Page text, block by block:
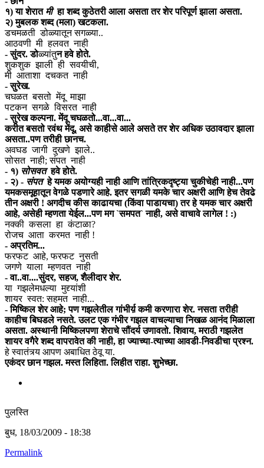
१) या शेरात मीहा शब्द कुठेतरी आला असता तर शेर परिपूर्ण झाला असता.
२) मुबलक शब्द (मला) खटकला.
डचमळती डोळ्यातून सगळ्या..
आठवणी मी हलवत नाही
- सुंदर. डोळ्यांतुन हवे होते.
शुकशुक झाली ही सवयीची,
मी आताशा दचकत नाही
- सुरेख.
चघळत बसतो मेंदू माझा
पटकन सगळे विसरत नाही
- सुरेख कल्पना. मेंदू चघळतो...वा...वा...
करीत बसतो रवंथ मेंदू, असे काहीसे आले असते तर शेर अधिक उठावदार झाला
असता..पण तरीही छानच.
अवघड जागी दुखणे झाले..
सोसत नाही; संपत नाही
- १) सोसवतहवे होते.
- २) - संपतहे यमक अयोग्यही नाही आणि तांत्रिकदृष्ट्या चुकीचेही नाही...पण
यमकसमूहातून वेगळे पडणारे आहे. इतर सगळी यमके चार अक्षरी आणि हेच तेवढे
तीन अक्षरी ! अगदीच कीस काढायचा (किंवा पाडायचा) तर हे यमक चार अक्षरी
आहे, असेही म्हणता येईल...पण मग `समपत` नाही, असे वाचावे लागेल ! :)
नक्की कसला हा कंटाळा?
रोजच आता करमत नाही !
- अप्रतिम...
फरफट आहे, फरफट नुसती
जगणे याला म्हणवत नाही
- वा..वा....सुंदर, सहज, शैलीदार शेर.
या गझलेमधल्या मुद्द्यांशी
शायर स्वत: सहमत नाही...
- मिष्किल शेर आहे; पण गझलेतील गांभीर्य़ कमी करणारा शेर. नसता तरीही
काहीच बिघडले नसते.उलट एक गंभीर गझल वाचल्याचा निखळ आनंद मिळाला
असता. अस्थानी मिष्किलपणा शेराचे सौंदर्य उणावतो. शिवाय, मराठी गझलेत
शायर वगैरे शब्द वापरावेत की नाही, हा ज्याच्या-त्याच्या आवडी-निवडीचा प्रश्न.
हे स्वातंत्र्य आपण अबाधित ठेवू या.
एकंदर छान गझल. मस्त लिहिता. लिहीत राहा. शुभेच्छा.
पुलस्ति
बुध, 18/03/2009 - 18:38
Permalink